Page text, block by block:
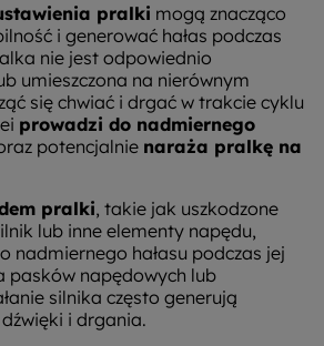
pralki mogą znacząco
i generować hałas podczas
nie jest odpowiednio
umieszczona na nierównym
się chwiać i drgać w trakcie cyklu
prowadzi do nadmiernego
potencjalnie naraża pralkę na
pralki, takie jak uszkodzone
lub inne elementy napędu,
nadmiernego hałasu podczas jej
pasków napędowych lub
silnika często generują
i drgania.